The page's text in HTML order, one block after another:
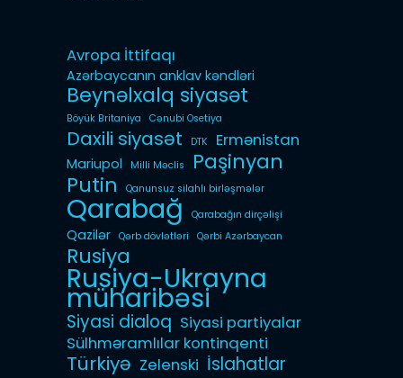
Avropa İttifaqı
Azərbaycanın anklav kəndləri
Beynəlxalq siyasət
Böyük Britaniya Cənubi Osetiya
Daxili siyasət DTK Ermənistan
Mariupol Milli Məclis
Paşinyan
Putin
Qanunsuz silahlı birləşmələr
Qarabağ Qarabağın dirçəlişi
Qazilər Qərb dövlətləri Qərbi Azərbaycan
Rusiya
Rusiya-Ukrayna
müharibəsi
Siyasi dialoq Siyasi partiyalar
Sülhməramlılar kontinqenti
Türkiyə Zelenski İslahatlar